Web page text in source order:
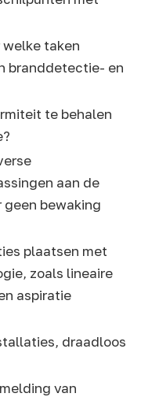
taken
branddetectie- en
te behalen
aan de
geen bewaking
plaatsen met
zoals lineaire
aspiratie
draadloos
van